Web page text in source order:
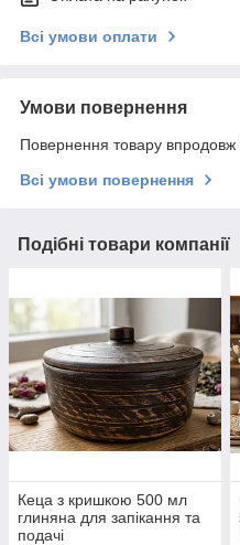
Всі умови оплати
Умови повернення
Повернення товару впродовж
Всі умови повернення
Подібні товари компанії
Кеца з кришкою 500 мл
глиняна для запікання та
подачі